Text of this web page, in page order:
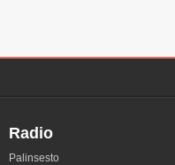
Radio
Palinsesto